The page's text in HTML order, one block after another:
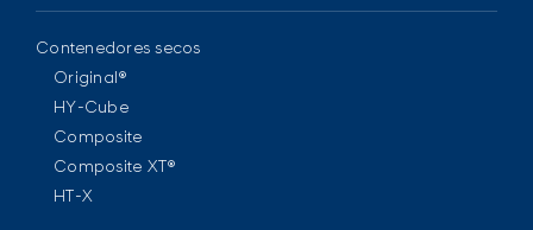
Contenedores secos
Original®
HY-Cube
Composite
Composite XT®
HT-X